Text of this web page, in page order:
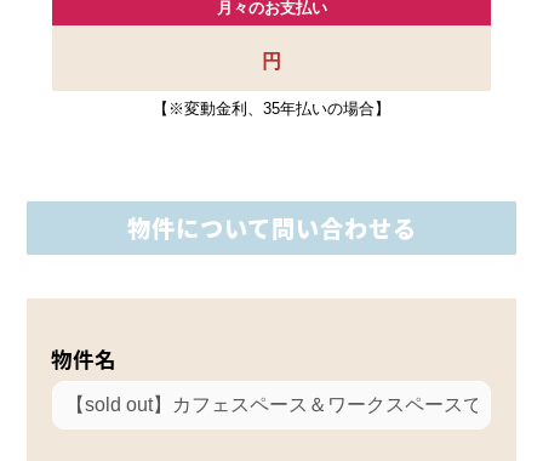
月々のお支払い
円
【※変動金利、35年払いの場合】
物件について問い合わせる
物件名